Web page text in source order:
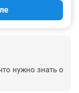
нужно знать о